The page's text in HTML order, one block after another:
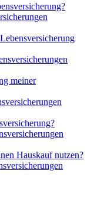
meiner
Hauskauf nutzen?